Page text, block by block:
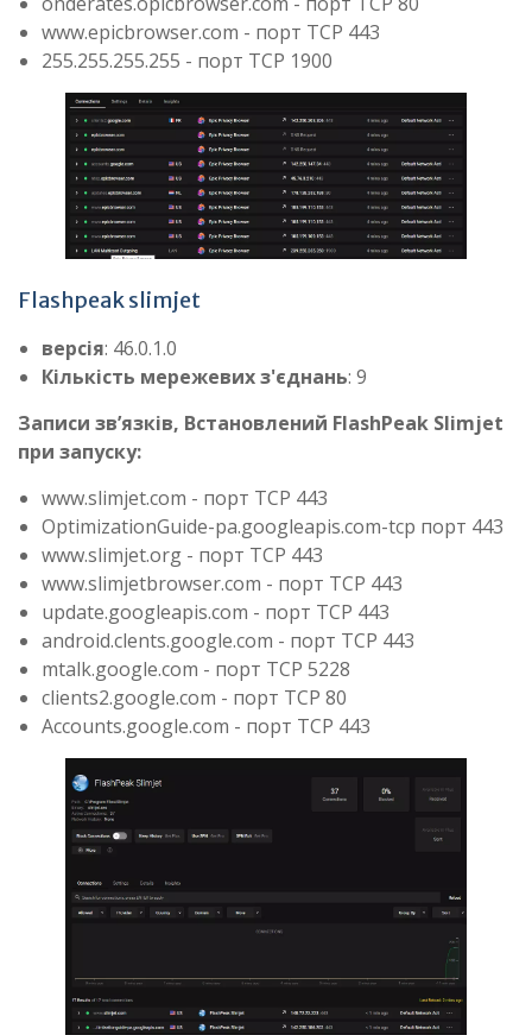
www.epicbrowser.com - порт TCP 443
255.255.255.255 - порт TCP 1900
Flashpeak slimjet
версія: 46.0.1.0
Кількість мережевих з'єднань: 9
Записи зв’язків, Встановлений FlashPeak Slimjet
при запуску:
www.slimjet.com - порт TCP 443
OptimizationGuide-pa.googleapis.com-tcp порт 443
www.slimjet.org - порт TCP 443
www.slimjetbrowser.com - порт TCP 443
update.googleapis.com - порт TCP 443
android.clents.google.com - порт TCP 443
mtalk.google.com - порт TCP 5228
clients2.google.com - порт TCP 80
Accounts.google.com - порт TCP 443